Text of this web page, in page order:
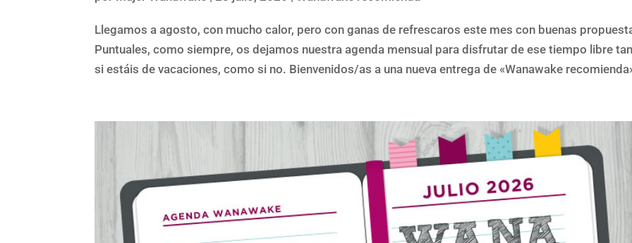
Llegamos a agosto, con mucho calor, pero con ganas de refrescaros este mes con buenas
Puntuales, como siempre, os dejamos nuestra agenda mensual para disfrutar de ese tiempo libre
si estáis de vacaciones, como si no. Bienvenidos/as a una nueva entrega de «Wanawake